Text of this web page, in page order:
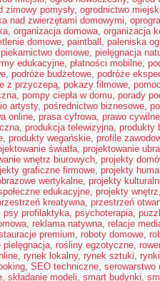
zimowy pomysły, ogrodnictwo
nad zwierzętami domowymi,
, organizacja domowa, organizacja
domowe, paintball , paleniska
piekarnictwo domowe, pielęgnacja
edukacyjne, płatności mobilne,
, podróże budżetowe, podróże
z przyczepą, pokazy filmowe,
, pompy ciepła w domu, porady
artysty, pośrednictwo biznesowe,
online, prasa cyfrowa, prawo
, produkcja telewizyjna, produkty
, produkty wegańskie, profile
światła, projektowanie
wnętrz biurowych, projekty
graficzne firmowe, projekty
wertykalne, projekty
edukacyjne, projekty wnętrz
kreatywna, przestrzeń
psy profilaktyka, psychoterapia,
, reklama natywna, relacje
premium, roboty domowe,
pielęgnacja, rośliny egzotyczne,
, rynek lokalny, rynek sztuki,
, SEO techniczne, serowarstwo
, składanie modeli, smart budynki,